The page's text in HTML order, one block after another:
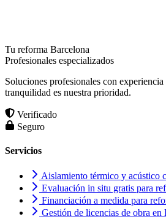
Tu reforma Barcelona
Profesionales especializados
Soluciones profesionales con
tranquilidad es nuestra prioridad.
Verificado
Seguro
Servicios
Aislamiento térmico y acústico
Evaluación in situ gratis para
Financiación a medida para
Gestión de licencias de obra